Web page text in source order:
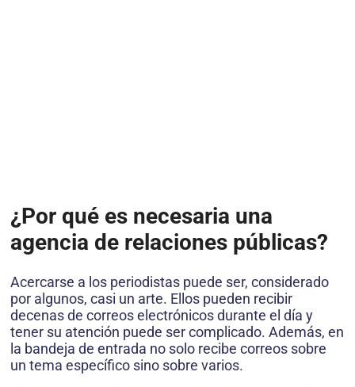
¿Por qué es necesaria una
agencia de relaciones públicas?
Acercarse a los periodistas puede ser, considerado
por algunos, casi un arte. Ellos pueden recibir
decenas de correos electrónicos durante el día y
tener su atención puede ser complicado. Además, en
la bandeja de entrada no solo recibe correos sobre
un tema específico sino sobre varios.